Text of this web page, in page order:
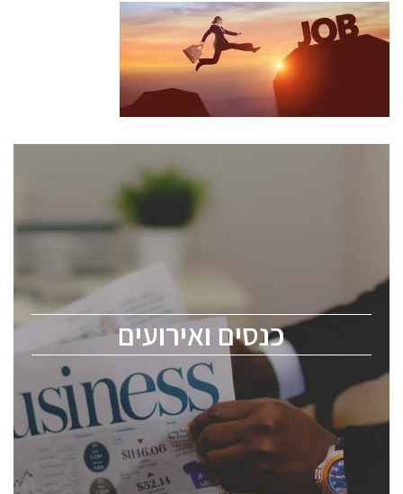
כנסים ואירועים
כנסים ואירועים
לכל העוסקים בתעשיית הסמיקונדקטור כולל מהנדסים,
ChipEx2026 will be held on May 12-13, 2026. The
conference is intended for everyone involved in the
semiconductor industry, including engineers,
professional experts, and senior executives.
לחץ לפרטים